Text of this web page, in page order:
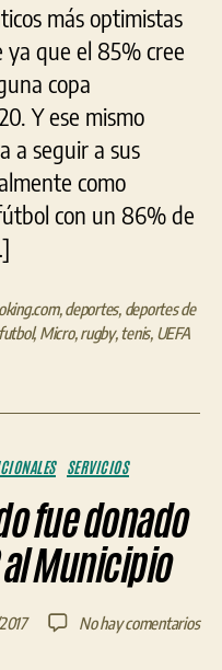
más optimistas
que el 85% cree
copa
Y ese mismo
a seguir a sus
como
con un 86% de
,deportes, deportes de
futbol,Micro,rugby,tenis, UEFA
SERVICIOS
fue donado
Municipio
No hay comentariosen